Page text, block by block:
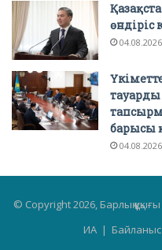
өндіріс
04.08.2026
тауарды
барысы
04.08.2026
© Copyright 2026, Барлық
ИА | Байланыс